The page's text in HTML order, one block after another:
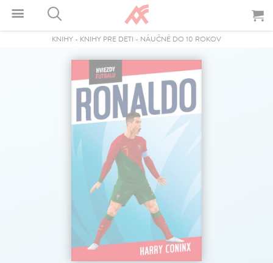
KNIHY - KNIHY PRE DETI - NÁUČNÉ DO 10 ROKOV